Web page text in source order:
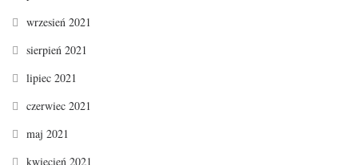
wrzesień 2021
sierpień 2021
lipiec 2021
czerwiec 2021
maj 2021
kwiecień 2021